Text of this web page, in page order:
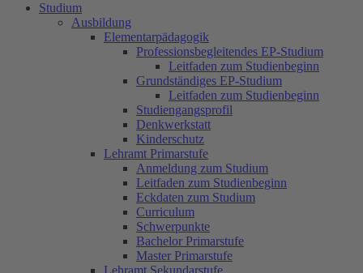
Studium
Ausbildung
Elementarpädagogik
Professionsbegleitendes EP-Studium
Leitfaden zum Studienbeginn
Grundständiges EP-Studium
Leitfaden zum Studienbeginn
Studiengangsprofil
Denkwerkstatt
Kinderschutz
Lehramt Primarstufe
Anmeldung zum Studium
Leitfaden zum Studienbeginn
Eckdaten zum Studium
Curriculum
Schwerpunkte
Bachelor Primarstufe
Master Primarstufe